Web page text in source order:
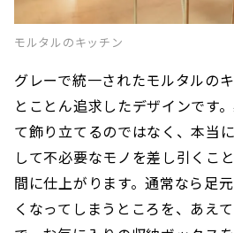
モルタルのキッチン
グレーで統一されたモルタルの
とことん追求したデザインです
て飾り立てるのではなく、本当
して不必要なモノを差し引くこ
間に仕上がります。通常なら足
くなってしまうところを、あえ